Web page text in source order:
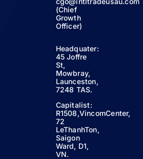
(Chief
Growth
Officer)
Headquater:
45 Joffre
St,
Mowbray,
Launceston,
7248 TAS.
Capitalist:
R1508,VincomCenter,
72
LeThanhTon,
Saigon
Ward, D1,
VN.